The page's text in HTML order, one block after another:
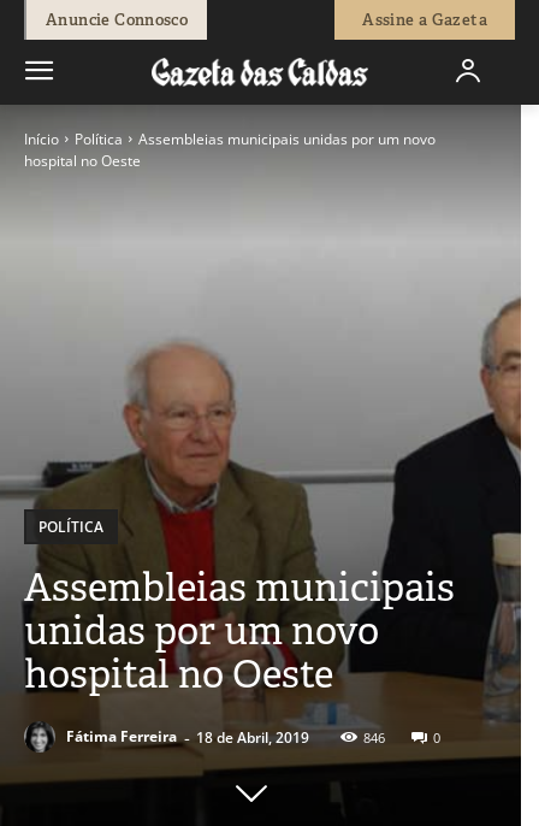
Anuncie Connosco Assine a Gazeta
Início Política
Assembleias municipais unidas por um novo
hospital no Oeste
POLÍTICA
Assembleias municipais
unidas por um novo
hospital no Oeste
Fátima Ferreira - 18 de Abril, 2019 846 0